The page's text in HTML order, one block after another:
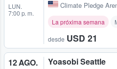
LUN.
7:00 p. m.
Climate Pledge
La próxima semana
desde USD 21
12 AGO. Yoasobi Seattle